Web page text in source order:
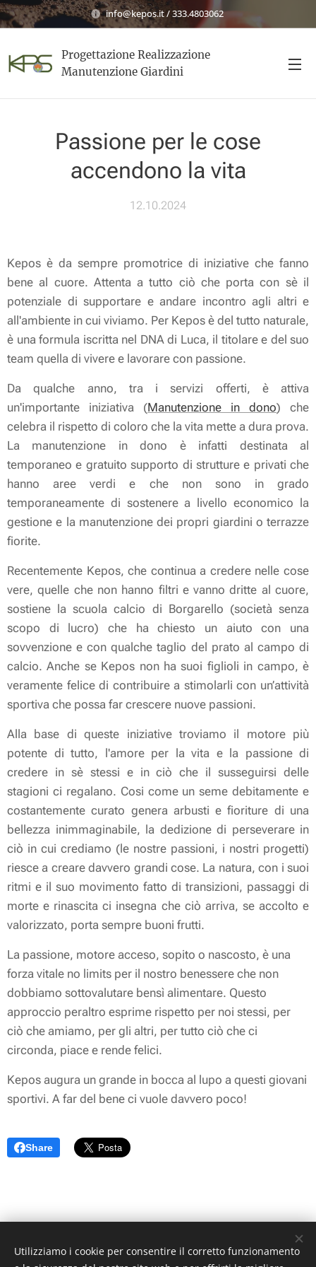
info@kepos.it / 333.4803062
Progettazione Realizzazione
Manutenzione Giardini
Passione per le cose
accendono la vita
12.10.2024
Kepos è da sempre promotrice di iniziative che fanno
bene al cuore. Attenta a tutto ciò che porta con sè il
potenziale di supportare e andare incontro agli altri e
all'ambiente in cui viviamo. Per Kepos è del tutto naturale,
è una formula iscritta nel DNA di Luca, il titolare e del suo
team quella di vivere e lavorare con passione.
Da qualche anno, tra i servizi offerti, è attiva
un'importante iniziativa (Manutenzione in dono) che
celebra il rispetto di coloro che la vita mette a dura prova.
La manutenzione in dono è infatti destinata al
temporaneo e gratuito supporto di strutture e privati che
hanno aree verdi e che non sono in grado
temporaneamente di sostenere a livello economico la
gestione e la manutenzione dei propri giardini o terrazze
fiorite.
Recentemente Kepos, che continua a credere nelle cose
vere, quelle che non hanno filtri e vanno dritte al cuore,
sostiene la scuola calcio di Borgarello (società senza
scopo di lucro) che ha chiesto un aiuto con una
sovvenzione e con qualche taglio del prato al campo di
calcio. Anche se Kepos non ha suoi figlioli in campo, è
veramente felice di contribuire a stimolarli con un’attività
sportiva che possa far crescere nuove passioni.
Alla base di queste iniziative troviamo il motore più
potente di tutto, l'amore per la vita e la passione di
credere in sè stessi e in ciò che il susseguirsi delle
stagioni ci regalano. Cosi come un seme debitamente e
costantemente curato genera arbusti e fioriture di una
bellezza inimmaginabile, la dedizione di perseverare in
ciò in cui crediamo (le nostre passioni, i nostri progetti)
riesce a creare davvero grandi cose. La natura, con i suoi
ritmi e il suo movimento fatto di transizioni, passaggi di
morte e rinascita ci insegna che ciò arriva, se accolto e
valorizzato, porta sempre buoni frutti.
La passione, motore acceso, sopito o nascosto, è una
forza vitale no limits per il nostro benessere che non
dobbiamo sottovalutare bensì alimentare. Questo
approccio peraltro esprime rispetto per noi stessi, per
ciò che amiamo, per gli altri, per tutto ciò che ci
circonda, piace e rende felici.
Kepos augura un grande in bocca al lupo a questi giovani
sportivi. A far del bene ci vuole davvero poco!
Share
© 2021 KEPOS s.r.l. |
Vietata la copia e la riproduzione di contenuti, immagini, illustrazioni e
Utilizziamo i cookie per consentire il corretto funzionamento